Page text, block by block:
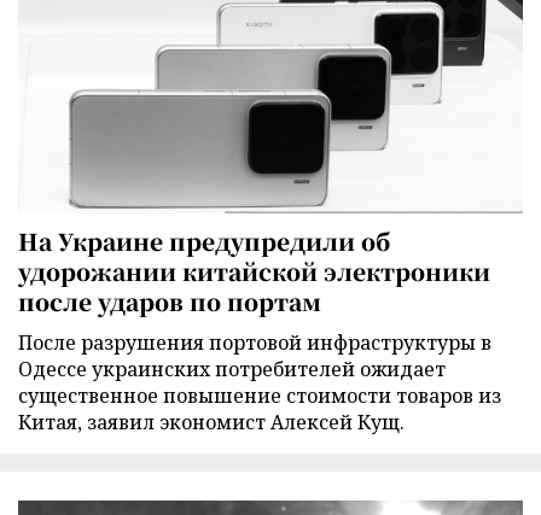
На Украине предупредили об
удорожании китайской электроники
после ударов по портам
После разрушения портовой инфраструктуры в
Одессе украинских потребителей ожидает
существенное повышение стоимости товаров из
Китая, заявил экономист Алексей Кущ.